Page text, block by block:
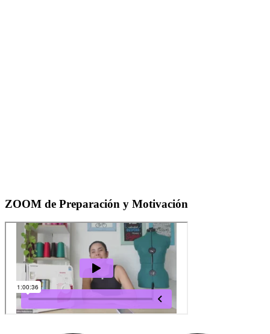
ZOOM de Preparación y Motivación